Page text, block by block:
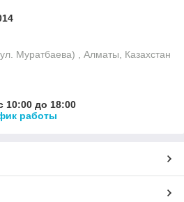
Муратбаева) , Алматы, Казахстан
10:00 до 18:00
работы